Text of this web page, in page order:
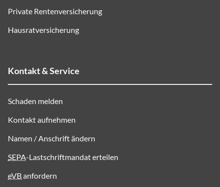
Private Rentenversicherung
Hausratversicherung
Kontakt & Service
Schaden melden
Kontakt aufnehmen
Namen / Anschrift ändern
SEPA-Lastschriftmandat erteilen
eVBanfordern